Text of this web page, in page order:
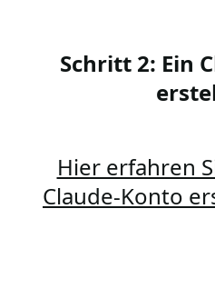
Schritt 2: Ein
Hier erfahren
Claude-Konto